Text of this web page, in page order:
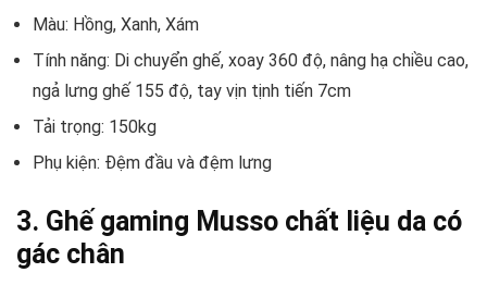
Màu: Hồng, Xanh, Xám
Tính năng: Di chuyển ghế, xoay 360 độ, nâng hạ chiều cao,
ngả lưng ghế 155 độ, tay vịn tịnh tiến 7cm
Tải trọng: 150kg
Phụ kiện: Đệm đầu và đệm lưng
3. Ghế gaming Musso chất liệu da có
gác chân